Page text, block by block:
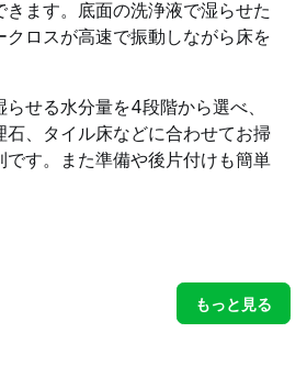
ます。底面の洗浄液で湿らせた
クロスが高速で振動しながら床を
せる水分量を4段階から選べ、
石、タイル床などに合わせてお掃
です。また準備や後片付けも簡単
もっと見る